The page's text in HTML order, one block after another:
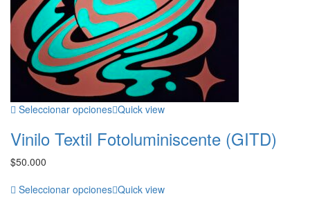
Seleccionar opciones Quick view
Vinilo Textil Fotoluminiscente (GITD)
$50.000
Seleccionar opciones Quick view